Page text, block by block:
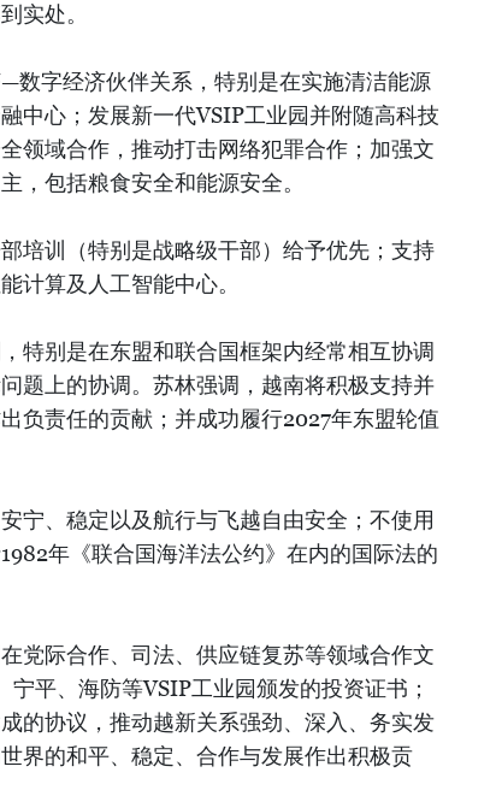
实处。
数字经济伙伴关系，特别是在实施清洁能源
中心；发展新一代VSIP工业园并附随高科技
领域合作，推动打击网络犯罪合作；加强文
，包括粮食安全和能源安全。
培训（特别是战略级干部）给予优先；支持
计算及人工智能中心。
特别是在东盟和联合国框架内经常相互协调
题上的协调。苏林强调，越南将积极支持并
负责任的贡献；并成功履行2027年东盟轮值
宁、稳定以及航行与飞越自由安全；不使用
年《联合国海洋法公约》在内的国际法的
党际合作、司法、供应链复苏等领域合作文
平、海防等VSIP工业园颁发的投资证书；
的协议，推动越新关系强劲、深入、务实发
界的和平、稳定、合作与发展作出积极贡